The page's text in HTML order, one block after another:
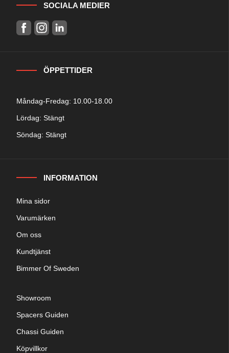
SOCIALA MEDIER
ÖPPETTIDER
Måndag-Fredag: 10.00-18.00
Lördag: Stängt
Söndag: Stängt
INFORMATION
Mina sidor
Varumärken
Om oss
Kundtjänst
Bimmer Of Sweden
Showroom
Spacers Guiden
Chassi Guiden
Köpvillkor